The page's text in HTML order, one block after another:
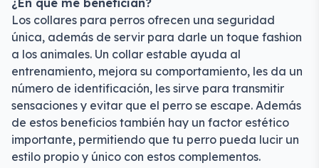
¿En qué me benefician?
Los collares para perros ofrecen una seguridad
única, además de servir para darle un toque fashion
a los animales. Un collar estable ayuda al
entrenamiento, mejora su comportamiento, les da un
número de identificación, les sirve para transmitir
sensaciones y evitar que el perro se escape. Además
de estos beneficios también hay un factor estético
importante, permitiendo que tu perro pueda lucir un
estilo propio y único con estos complementos.